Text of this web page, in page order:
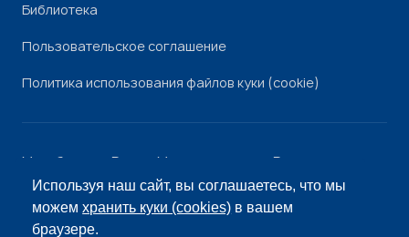
Используя наш сайт, вы соглашаетесь, что мы
можемхранить куки (cookies) в вашем
браузере.
Библиотека
Пользовательское соглашение
Политика использования файлов куки (cookie)
Минобрнауки России Минпросвещения России
РоскомнадзорРособрнадзор
© «МИРБИС», 2026